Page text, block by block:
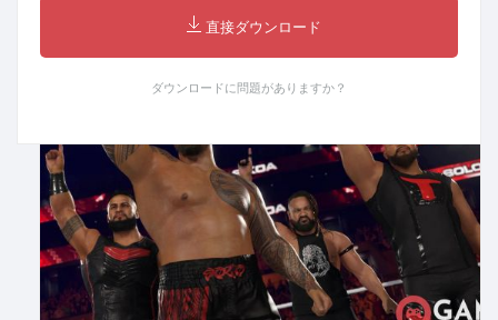
直接ダウンロード
ダウンロードに問題がありますか？